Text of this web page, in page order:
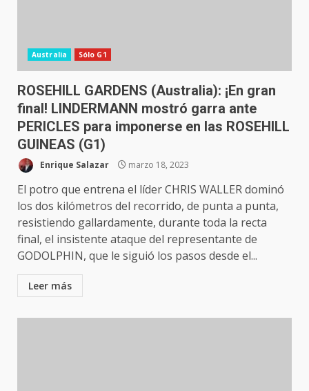
Australia Sólo G1
ROSEHILL GARDENS (Australia): ¡En gran
final! LINDERMANN mostró garra ante
PERICLES para imponerse en las ROSEHILL
GUINEAS (G1)
Enrique Salazar marzo 18, 2023
El potro que entrena el líder CHRIS WALLER dominó
los dos kilómetros del recorrido, de punta a punta,
resistiendo gallardamente, durante toda la recta
final, el insistente ataque del representante de
GODOLPHIN, que le siguió los pasos desde el...
Leer más